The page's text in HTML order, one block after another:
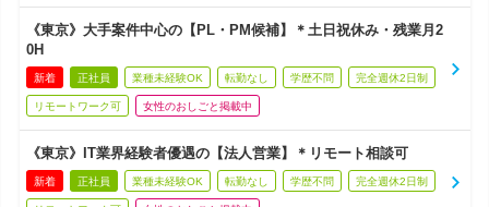
《東京》大手案件中心の【PL・PM候補】＊土日祝休み・残業月2
0H
新着 正社員 業種未経験OK 転勤なし 学歴不問 完全週休2日制
リモートワーク可 女性のおしごと掲載中
《東京》IT業界経験者優遇の【法人営業】＊リモート相談可
新着 正社員 業種未経験OK 転勤なし 学歴不問 完全週休2日制